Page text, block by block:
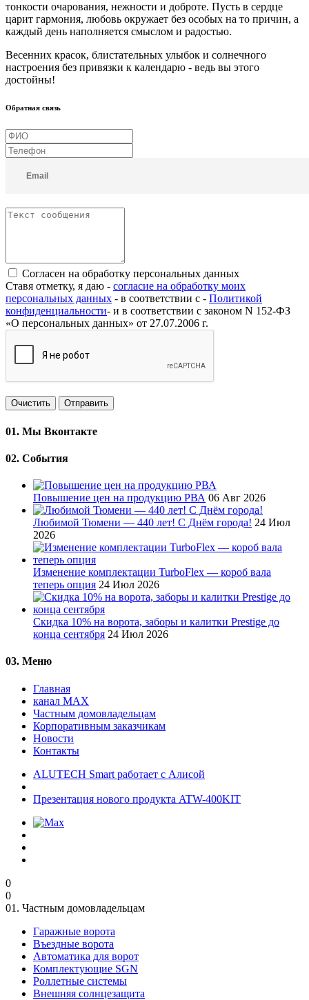
тонкости очарования, нежности и доброте. Пусть в сердце
царит гармония, любовь окружает без особых на то причин, а
каждый день наполняется смыслом и радостью.
Весенних красок, блистательных улыбок и солнечного
настроения без привязки к календарю - ведь вы этого
достойны!
Обратная связь
Согласен на обработку персональных данных
Ставя отметку, я даю - согласие на обработку моих
персональных данных - в соответствии с - Политикой
конфиденциальности- и в соответствии с законом N 152-ФЗ
«О персональных данных» от 27.07.2006 г.
Очистить Отправить
01. Мы Вконтакте
02. События
Повышение цен на продукцию РВА 06 Авг 2026
Любимой Тюмени — 440 лет! С Днём города! 24 Июл
2026
Изменение комплектации TurboFlex — короб вала
теперь опция 24 Июл 2026
Скидка 10% на ворота, заборы и калитки Prestige до
конца сентября 24 Июл 2026
03. Меню
Главная
канал MAX
Частным домовладельцам
Корпоративным заказчикам
Новости
Контакты
ALUTECH Smart работает с Алисой
Презентация нового продукта ATW-400KIT
0
0
01. Частным домовладельцам
Гаражные ворота
Въездные ворота
Автоматика для ворот
Комплектующие SGN
Роллетные системы
Внешняя солнцезащита